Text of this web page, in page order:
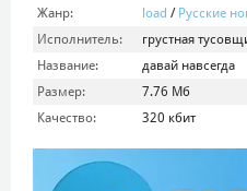
Жанр: load / Русские
Исполнитель:
грустная
Название:
давай навсегда
Размер:
7.76 Мб
Качество:
320 кбит